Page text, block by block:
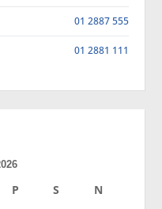
01 2887 555
01 2881 111
P S N